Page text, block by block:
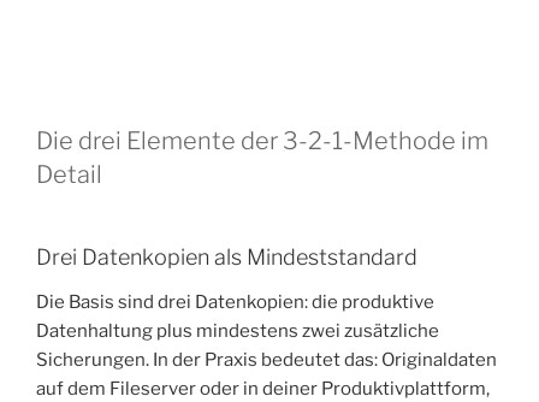
Die drei Elemente der 3-2-1-Methode im
Detail
Drei Datenkopien als Mindeststandard
Die Basis sind drei Datenkopien: die produktive
Datenhaltung plus mindestens zwei zusätzliche
Sicherungen. In der Praxis bedeutet das: Originaldaten
auf dem Fileserver oder in deiner Produktivplattform,